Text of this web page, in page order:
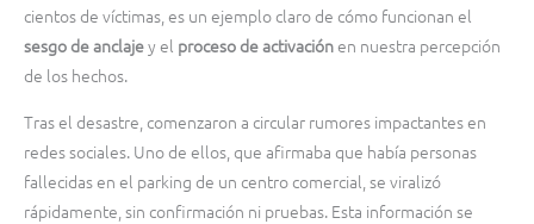
cientos de víctimas, es un ejemplo claro de cómo funcionan el
sesgo de anclajey el proceso de activaciónen nuestra percepción
de los hechos.
Tras el desastre, comenzaron a circular rumores impactantes en
redes sociales. Uno de ellos, que afirmaba que había personas
fallecidas en el parking de un centro comercial, se viralizó
rápidamente, sin confirmación ni pruebas. Esta información se